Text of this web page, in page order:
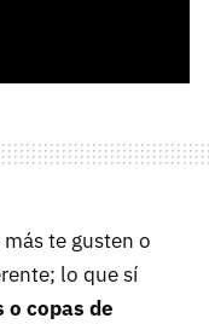
te gusten o
lo que sí
o copas de